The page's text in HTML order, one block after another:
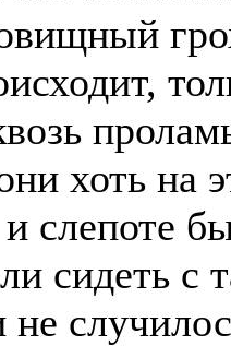
хоть на
и слепоте
сидеть с